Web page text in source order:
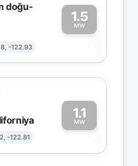
doğu-
-122.93
1.5
MW
1
-122.81
1.1
MW1